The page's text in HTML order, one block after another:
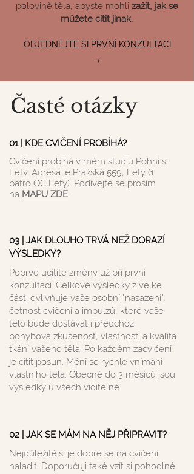
polovině těla, abyste mohli zažít, jak se
můžete cítit jinak.
OBJEDNEJTE SI PRVNÍ KONZULTACI
→
Časté otázky
01 | KDE CVIČENÍ PROBÍHÁ?
Cvičení probíhá v mém studiu Pohni s
Lety. Adresa je Pražská 559, Lety (1.
patro OC Lety). Podívejte se prosím
na MAPU ZDE.
03 | JAK DLOUHO TRVÁ NEŽ DORAZÍ
VÝSLEDKY?
Poprvé ucítíte změny už při první
konzultaci. Celkové výsledky z velké
části ovlivňuje vaše osobní "nasazení",
četnost cvičení a impulzů, které vaše
tělo bude dostávat i předchozí
pohybová zkušenost, vlastnosti a kvalita
tkání vašeho těla. Po každém zacvičení
je cítit posun. Mění se rychle vnímání
vlastního těla. Obecně do 3 měsíců jsou
výsledky u všech viditelné.
02 | JAK SE MÁM NA NĚJ PŘIPRAVIT?
Nejdůležitější je dobře se na cvičení
naladit. Doporučuji také vzít si pohodlné